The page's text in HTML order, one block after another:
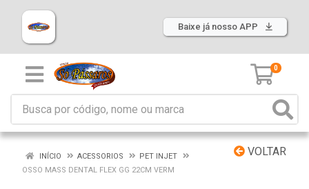
Baixe já nosso APP
0
VOLTAR
INÍCIO ACESSORIOS
PET INJET
OSSO MASS DENTAL FLEX GG 22CM VERM